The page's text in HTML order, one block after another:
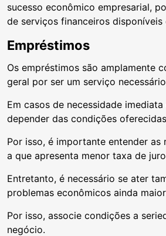
sucesso econômico empresarial,
de serviços financeiros disponíveis
Empréstimos
Os empréstimos são amplamente
geral por ser um serviço
Em casos de necessidade
depender das condições
Por isso, é importante entender
a que apresenta menor taxa de
Entretanto, é necessário se ater
problemas econômicos ainda
Por isso, associe condições a
negócio.